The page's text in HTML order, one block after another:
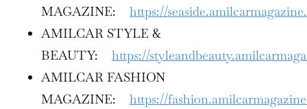
MAGAZINE: https://
AMILCAR STYLE &
BEAUTY: https://
AMILCAR FASHION
MAGAZINE: https://